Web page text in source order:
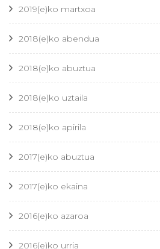
2019(e)ko martxoa
2018(e)ko abendua
2018(e)ko abuztua
2018(e)ko uztaila
2018(e)ko apirila
2017(e)ko abuztua
2017(e)ko ekaina
2016(e)ko azaroa
2016(e)ko urria